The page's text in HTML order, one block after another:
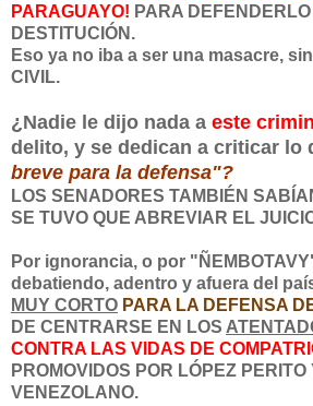
PARAGUAYO! PARA
DESTITUCIÓN.
Eso ya no iba a ser una masacre,
CIVIL.
¿Nadie le dijo nada a este
delito, y se dedican a criticar lo
breve para la defensa"?
LOS SENADORES TAMBIÉN
SE TUVO QUE ABREVIAR EL
Por ignorancia, o por
debatiendo, adentro y afuera del
MUY CORTO PARA LA DEFENSA
DE CENTRARSE EN LOS
CONTRA LAS VIDAS DE
PROMOVIDOS POR LÓPEZ
VENEZOLANO.